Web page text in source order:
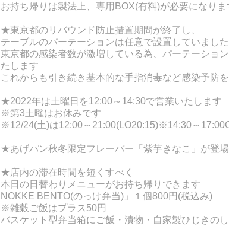
お持ち帰りは製法上、専用BOX(有料)が必要になりま
★東京都のリバウンド防止措置期間が終了し、
テーブルのパーテーションは任意で設置していまし
東京都の感染者数が激増している為、パーテーショ
たします
これからも引き続き基本的な手指消毒など感染予防
★2022年は土曜日を12:00～14:30で営業いたします
※第3土曜はお休みです
※12/24(土)は12:00～21:00(LO20:15)※14:30～
★あげパン秋冬限定フレーバー「紫芋きなこ」が登
★店内の滞在時間を短くすべく
本日の日替わりメニューがお持ち帰りできます
NOKKE BENTO(のっけ弁当)」１個800円(税込み)
※雑穀ご飯はプラス50円
バスケット型弁当箱にご飯・漬物・自家製ひじきの